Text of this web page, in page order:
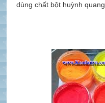
dùng chất bột huỳnh quang